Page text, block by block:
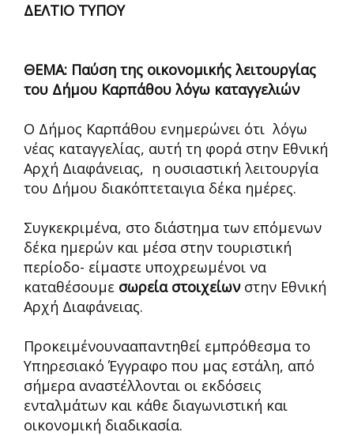
ΔΕΛΤΙΟ ΤΥΠΟΥ
ΘΕΜΑ: Παύση της οικονομικής λειτουργίας
του Δήμου Καρπάθου λόγω καταγγελιών
Ο Δήμος Καρπάθου ενημερώνει ότι λόγω
νέας καταγγελίας, αυτή τη φορά στην Εθνική
Αρχή Διαφάνειας, η ουσιαστική λειτουργία
του Δήμου διακόπτεταιγια δέκα ημέρες.
Συγκεκριμένα, στο διάστημα των επόμενων
δέκα ημερών και μέσα στην τουριστική
περίοδο- είμαστε υποχρεωμένοι να
καταθέσουμε σωρεία στοιχείων στην Εθνική
Αρχή Διαφάνειας.
Προκειμένουνααπαντηθεί εμπρόθεσμα το
Υπηρεσιακό Έγγραφο που μας εστάλη, από
σήμερα αναστέλλονται οι εκδόσεις
ενταλμάτων και κάθε διαγωνιστική και
οικονομική διαδικασία.